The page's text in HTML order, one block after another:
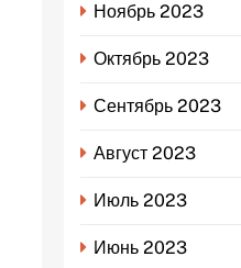
Ноябрь 2023
Октябрь 2023
Сентябрь 2023
Август 2023
Июль 2023
Июнь 2023